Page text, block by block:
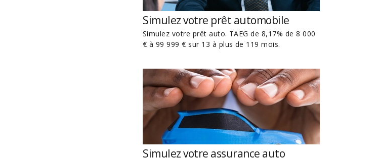
Simulez votre prêt automobile
Simulez votre prêt auto. TAEG de 8,17% de 8 000
€ à 99 999 € sur 13 à plus de 119 mois.
Simulez votre assurance auto